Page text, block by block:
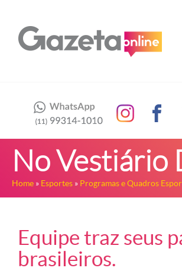
No Vestiário
Home » Esportes » Programas e Quadros
Equipe traz seus
brasileiros.